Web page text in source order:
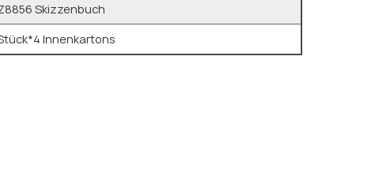
Skizzenbuch
Innenkartons